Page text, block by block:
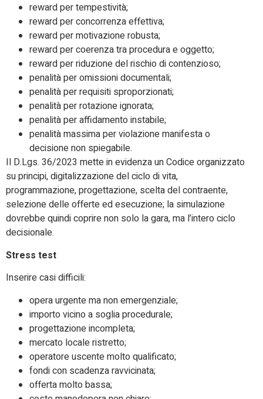
reward per tempestività;
reward per concorrenza effettiva;
reward per motivazione robusta;
reward per coerenza tra procedura e oggetto;
reward per riduzione del rischio di contenzioso;
penalità per omissioni documentali;
penalità per requisiti sproporzionati;
penalità per rotazione ignorata;
penalità per affidamento instabile;
penalità massima per violazione manifesta o
decisione non spiegabile.
Il D.Lgs. 36/2023 mette in evidenza un Codice organizzato
su principi, digitalizzazione del ciclo di vita,
programmazione, progettazione, scelta del contraente,
selezione delle offerte ed esecuzione; la simulazione
dovrebbe quindi coprire non solo la gara, ma l’intero ciclo
decisionale.
Stress test
Inserire casi difficili:
opera urgente ma non emergenziale;
importo vicino a soglia procedurale;
progettazione incompleta;
mercato locale ristretto;
operatore uscente molto qualificato;
fondi con scadenza ravvicinata;
offerta molto bassa;